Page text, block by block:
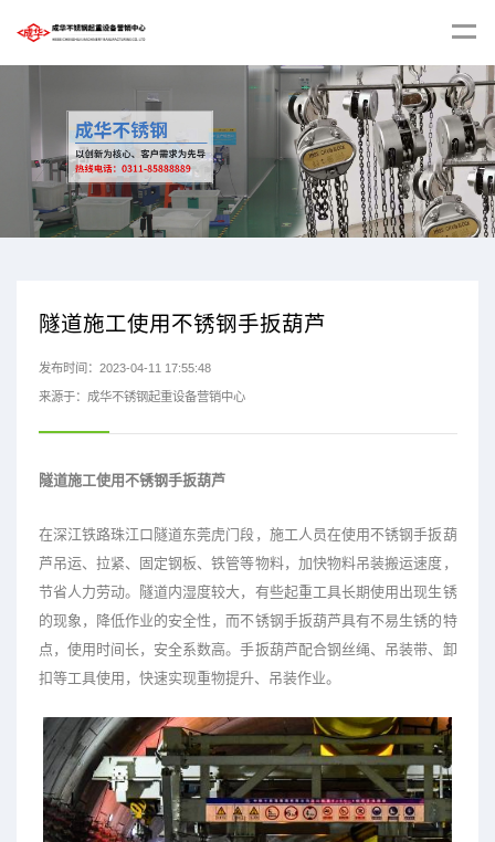
隧道施工使用不锈钢手扳葫芦
发布时间：2023-04-11 17:55:48
来源于：成华不锈钢起重设备营销中心
隧道施工使用不锈钢手扳葫芦
在深江铁路珠江口隧道东莞虎门段，施工人员在使用不锈钢手扳葫
芦吊运、拉紧、固定钢板、铁管等物料，加快物料吊装搬运速度，
节省人力劳动。隧道内湿度较大，有些起重工具长期使用出现生锈
的现象，降低作业的安全性，而不锈钢手扳葫芦具有不易生锈的特
点，使用时间长，安全系数高。手扳葫芦配合钢丝绳、吊装带、卸
扣等工具使用，快速实现重物提升、吊装作业。